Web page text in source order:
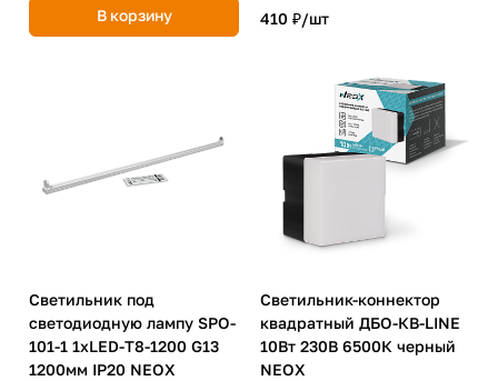
В корзину 410 ₽/шт
Светильник под
светодиодную лампу SPO-
101-1 1хLED-T8-1200 G13
1200мм IP20 NEOX
Светильник-коннектор
квадратный ДБО-КВ-LINE
10Вт 230В 6500К черный
NEOX